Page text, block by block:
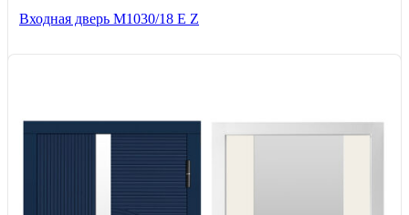
Входная дверь М1030/18 E Z